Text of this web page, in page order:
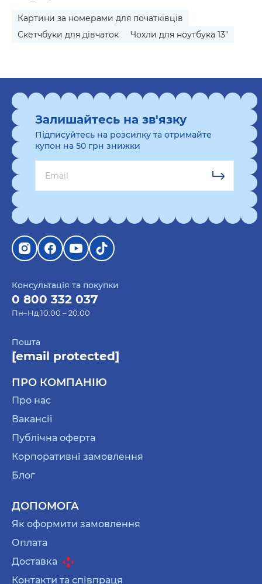
Картини за номерами для початківців
Скетчбуки для дівчаток
Чохли для ноутбука 13"
Консультація та покупки
0 800 332 037
Пн–Нд 10:00 – 20:00
Пошта
[email protected]
ПРО КОМПАНІЮ
Про нас
Вакансії
Публічна оферта
Корпоративні замовлення
Блог
ДОПОМОГА
Як оформити замовлення
Оплата
Доставка
Контакти та співпраця
Залишайтесь на зв'язку
Підписуйтесь на розсилку та отримайте
купон на 50 грн знижки